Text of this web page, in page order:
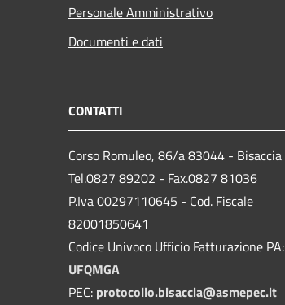
Personale Amministrativo
Documenti e dati
CONTATTI
Corso Romuleo, 86/a 83044 - Bisaccia
Tel.0827 89202 - Fax.0827 81036
P.Iva 00297110645 - Cod. Fiscale
82001850641
Codice Univoco Ufficio Fatturazione PA:
UFQMGA
PEC: protocollo.bisaccia@asmepec.it